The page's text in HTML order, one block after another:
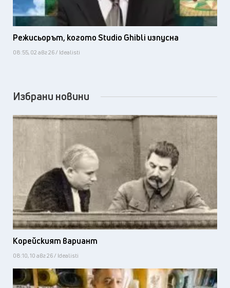
Режисьорът, когото Studio Ghibli изпусна
08:55, 02 авг 26 / Idealisti
Избрани новини
Корейският вариант
08:10, 10 авг 26 / Idealisti